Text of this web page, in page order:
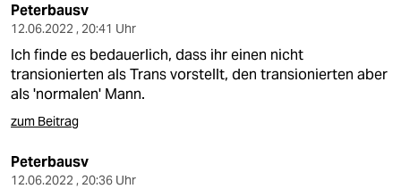
Peterbausv
12.06.2022 , 20:41 Uhr
Ich finde es bedauerlich, dass ihr einen nicht
transionierten als Trans vorstellt, den transionierten aber
als 'normalen' Mann.
zum Beitrag
Peterbausv
12.06.2022 , 20:36 Uhr